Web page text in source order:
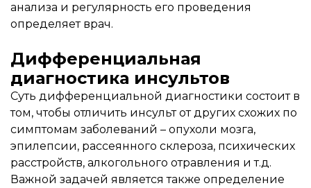
анализа и регулярность его проведения
определяет врач.
Дифференциальная
диагностика инсультов
Суть дифференциальной диагностики состоит в
том, чтобы отличить инсульт от других схожих по
симптомам заболеваний – опухоли мозга,
эпилепсии, рассеянного склероза, психических
расстройств, алкогольного отравления и т.д.
Важной задачей является также определение